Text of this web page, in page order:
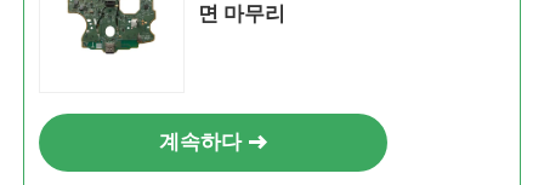
면 마무리
계속하다